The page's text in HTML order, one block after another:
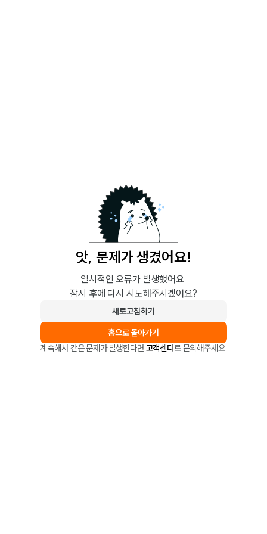
앗, 문제가 생겼어요!
일시적인 오류가 발생했어요.
잠시 후에 다시 시도해주시겠어요?
새로고침하기
홈으로 돌아가기
계속해서 같은 문제가 발생한다면 고객센터로 문의해주세요.